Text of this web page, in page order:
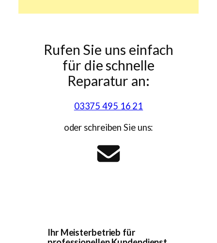
Rufen Sie uns einfach
für die schnelle
Reparatur an:
03375 495 16 21
oder schreiben Sie uns:
Ihr Meisterbetrieb für